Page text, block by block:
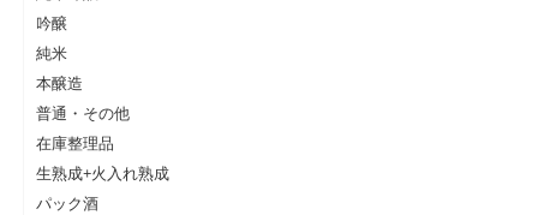
吟醸
純米
本醸造
普通・その他
在庫整理品
生熟成+火入れ熟成
パック酒